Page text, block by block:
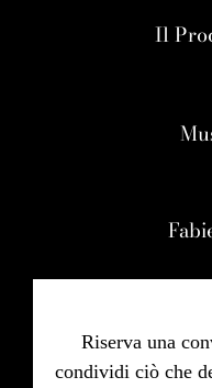
Il
Riserva una
condividi ciò che